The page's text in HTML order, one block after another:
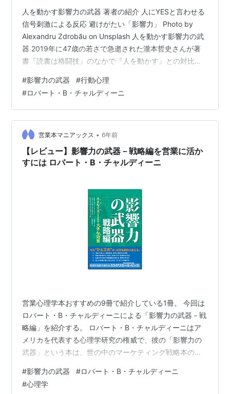
人を動かす影響力の武器 著者の紹介 人にYESと言わせる
信号刺激による反応 避けがたい「影響力」 Photo by
Alexandru Zdrobău on Unsplash 人を動かす影響力の武
器 2019年に47歳の若さで急逝された瀧本哲史さんが著
書『読書は格闘技』のなかで『人を動かす』との対比で
#影響力の武器 #行動心理
#ロバート・B・チャルディーニ
営業本マニアックス • 6年前
【レビュー】影響力の武器－戦略編を営業に活か
すには ロバート・B・チャルディーニ
営業心理学本おすすめの9冊で紹介している1冊。 今回は
ロバート・B・チャルディーニによる「影響力の武器－戦
略編」を紹介する。 ロバート・B・チャルディーニはア
メリカを代表する心理学研究の権威で、彼の「影響力の
武器」という本は、世の中のマーケティング戦略本の元
勧められたことがあるかもしれない。 「影響力の武器」
の中では、人を動かす力の要素には、「返報性」「一貫
#影響力の武器 #ロバート・B・チャルディーニ
#心理学